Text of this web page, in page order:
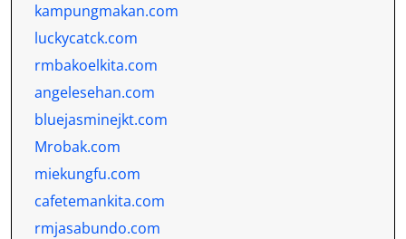
kampungmakan.com
luckycatck.com
rmbakoelkita.com
angelesehan.com
bluejasminejkt.com
Mrobak.com
miekungfu.com
cafetemankita.com
rmjasabundo.com